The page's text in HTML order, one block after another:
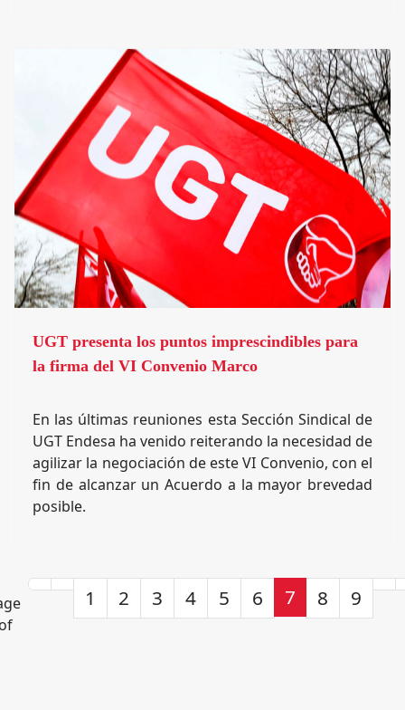
UGT presenta los puntos imprescindibles para
la firma del VI Convenio Marco
En las últimas reuniones esta Sección Sindical de
UGT Endesa ha venido reiterando la necesidad de
agilizar la negociación de este VI Convenio, con el
fin de alcanzar un Acuerdo a la mayor brevedad
posible.
1 2 3 4 5 6 7 8 9